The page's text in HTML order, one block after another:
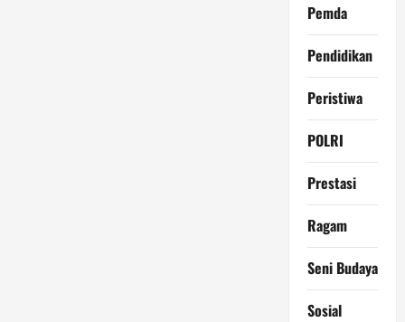
Pemda
Pendidikan
Peristiwa
POLRI
Prestasi
Ragam
Seni Budaya
Sosial